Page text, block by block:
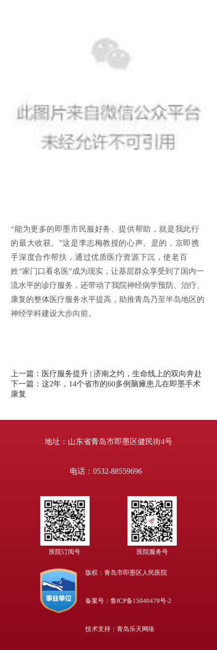
“能为更多的即墨市民服好务、提供帮助，就是我此行
的最大收获。”这是李志梅教授的心声。 是的，京即携
手深度合作帮扶，通过优质医疗资源下沉，使老百
姓“家门口看名医”成为现实，让基层群众享受到了国内一
流水平的诊疗服务，还带动了我院神经病学预防、治疗、
康复的整体医疗服务水平提高，助推青岛乃至半岛地区的
神经学科建设大步向前。
上一篇： 医疗服务提升 | 济南之约，生命线上的双向奔赴
下一篇：这2年，14个省市的60多例脑瘫患儿在即墨手术
康复
地址：山东省青岛市即墨区健民街4号
电话：0532-88559696
医院订阅号 医院服务号
版权：青岛市即墨区人民医院
备案号：鲁ICP备15040479号-2
技术支持：青岛乐天网络